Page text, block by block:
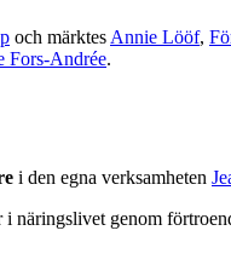
och märktesAnnie Lööf,
Fors-Andrée.
i den egna verksamheten
näringslivet genom